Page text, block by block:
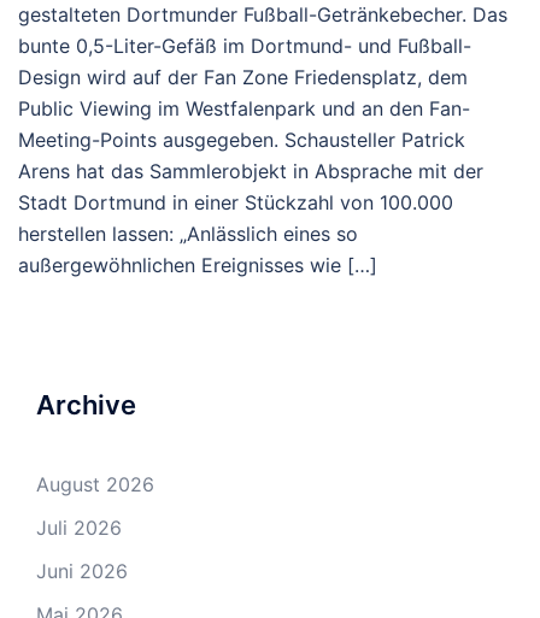
gestalteten Dortmunder Fußball-Getränkebecher. Das
bunte 0,5-Liter-Gefäß im Dortmund- und Fußball-
Design wird auf der Fan Zone Friedensplatz, dem
Public Viewing im Westfalenpark und an den Fan-
Meeting-Points ausgegeben. Schausteller Patrick
Arens hat das Sammlerobjekt in Absprache mit der
Stadt Dortmund in einer Stückzahl von 100.000
herstellen lassen: „Anlässlich eines so
außergewöhnlichen Ereignisses wie […]
Archive
August 2026
Juli 2026
Juni 2026